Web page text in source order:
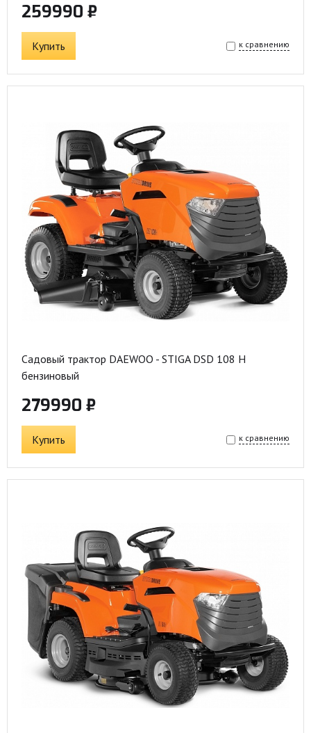
259990 ₽
Купить к сравнению
Садовый трактор DAEWOO - STIGA DSD 108 H
бензиновый
279990 ₽
Купить к сравнению